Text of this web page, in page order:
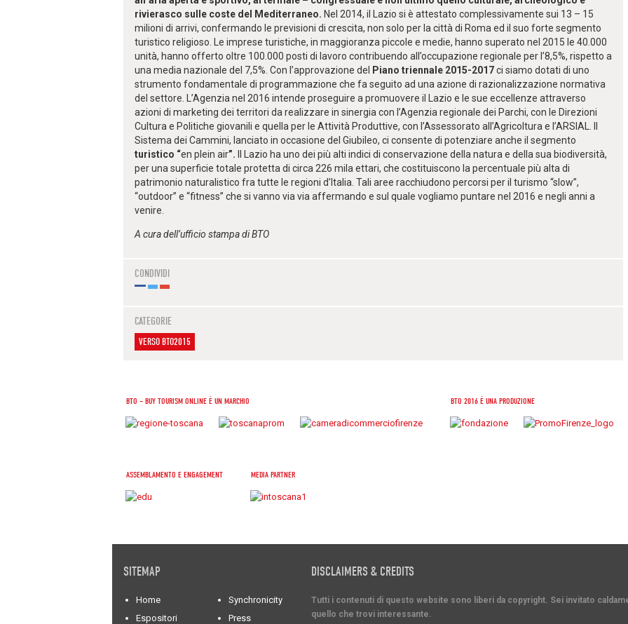
rivierasco sulle coste del Mediterraneo. Nel 2014, il Lazio si è attestato complessivamente sui 13 – 15
milioni di arrivi, confermando le previsioni di crescita, non solo per la città di Roma ed il suo forte segmento
turistico religioso. Le imprese turistiche, in maggioranza piccole e medie, hanno superato nel 2015 le 40.000
unità, hanno offerto oltre 100.000 posti di lavoro contribuendo all’occupazione regionale per l’8,5%, rispetto a
una media nazionale del 7,5%. Con l’approvazione del
Piano triennale 2015-2017ci siamo dotati di uno
strumento fondamentale di programmazione che fa seguito ad una azione di razionalizzazione normativa
del settore. L’Agenzia nel 2016 intende proseguire a promuovere il Lazio e le sue eccellenze attraverso
azioni di marketing dei territori da realizzare in sinergia con l’Agenzia regionale dei Parchi, con le Direzioni
Cultura e Politiche giovanili e quella per le Attività Produttive, con l’Assessorato all’Agricoltura e l’ARSIAL. Il
Sistema dei Cammini, lanciato in occasione del Giubileo, ci consente di potenziare anche il segmento
turistico “en plein air”.
Il Lazio ha uno dei più alti indici di conservazione della natura e della sua biodiversità,
per una superficie totale protetta di circa 226 mila ettari, che costituiscono la percentuale più alta di
patrimonio naturalistico fra tutte le regioni d’Italia. Tali aree racchiudono percorsi per il turismo “slow”,
“outdoor” e “fitness” che si vanno via via affermando e sul quale vogliamo puntare nel 2016 e negli anni a
venire.
A cura dell’ufficio stampa di BTO
CONDIVIDI
CATEGORIE
VERSO BTO2015
BTO – BUY TOURISM ONLINE È UN MARCHIO BTO 2016 È UNA PRODUZIONE
ASSEMBLAMENTO E ENGAGEMENT MEDIA PARTNER
SITEMAP
Home
Synchronicity
Espositori
Press
DISCLAIMERS & CREDITS
Tutti i contenuti di questo website sono liberi da copyright. Sei invitato
quello che trovi interessante.